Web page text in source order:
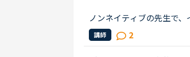
ノンネイティブの先生で
性の先生の授業を受けまし
も完璧ではないですが、ア
講師 2